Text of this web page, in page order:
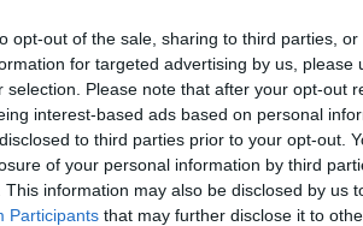
opt-out of the sale, sharing to third parties,
for targeted advertising by us, please
selection. Please note that after your opt-out
interest-based ads based on personal
to third parties prior to your opt-out.
of your personal information by third
This information may also be disclosed by us
Participants that may further disclose it to
anni più tardi, un
di sopravvivere con un
all'età di 64 anni, se maschio,
se femmina. Decreto o rinvio
il governo dovrà emanare un
per fissare la nuova soglia,
in un rinvio della decisione a